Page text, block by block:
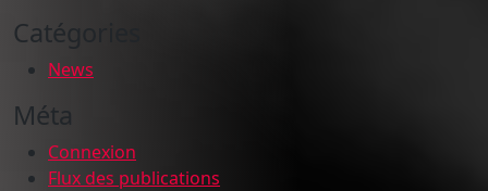
Catégories
News
Méta
Connexion
Flux des publications